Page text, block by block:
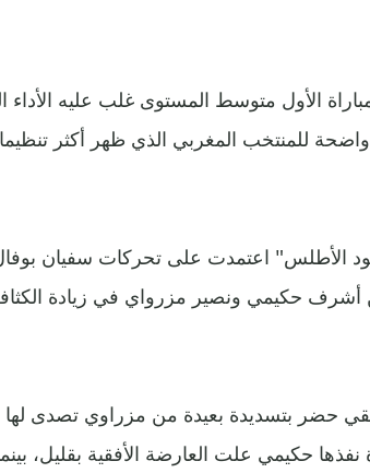
الأول متوسط المستوى غلب عليه الأداء
للمنتخب المغربي الذي ظهر أكثر
الأطلس" اعتمدت على تحركات سفيان
أشرف حكيمي ونصير مزرواي في زيادة
حضر بتسديدة بعيدة من مزراوي تصدى
حكيمي علت العارضة الأفقية بقليل،